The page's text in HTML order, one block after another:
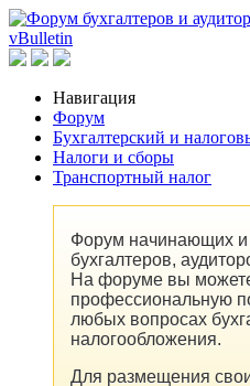
Навигация
Форум
Бухгалтерский и
Налоги и сборы
Транспортный налог
Форум начинающих
бухгалтеров,
На форуме вы
профессиональную
любых вопросах
налогообложения.
Для размещения